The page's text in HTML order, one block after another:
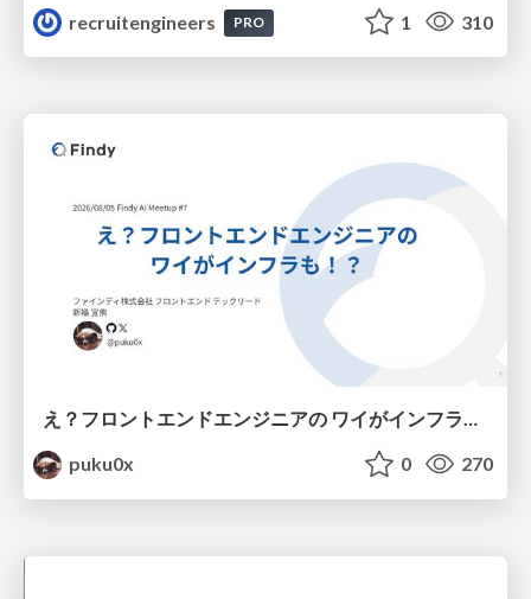
recruitengineers
PRO 1 310
え？フロントエンドエンジニアの ワイがインフラも！？
puku0x
0 270